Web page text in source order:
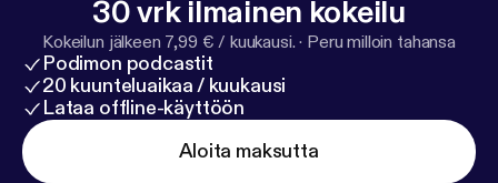
30 vrk ilmainen kokeilu
Kokeilun jälkeen 7,99 € / kuukausi. · Peru milloin tahansa
Podimon podcastit
20 kuunteluaikaa / kuukausi
Lataa offline-käyttöön
Aloita maksutta